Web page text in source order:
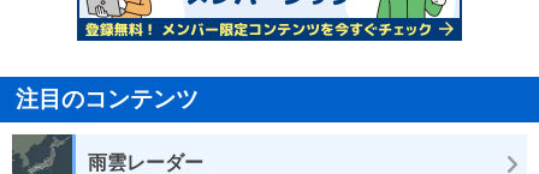
注目のコンテンツ
雨雲レーダー